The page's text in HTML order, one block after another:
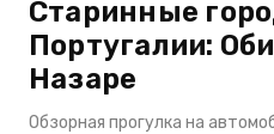
Старинные
Португалии:
Назаре
Обзорная прогулка на